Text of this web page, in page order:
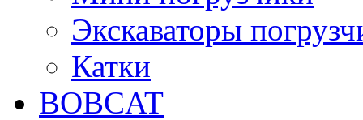
Экскаваторы
Катки
BOBCAT